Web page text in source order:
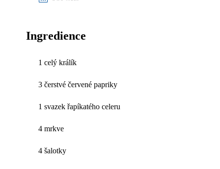
Ingredience
1 celý králík
3 čerstvé červené papriky
1 svazek řapíkatého celeru
4 mrkve
4 šalotky